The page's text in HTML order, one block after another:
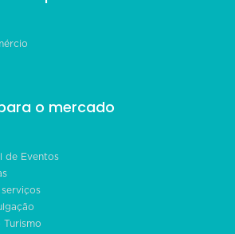
o mercado
de Eventos
serviços